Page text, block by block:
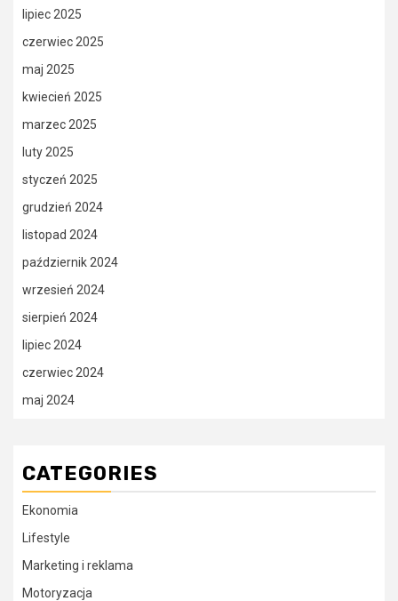
lipiec 2025
czerwiec 2025
maj 2025
kwiecień 2025
marzec 2025
luty 2025
styczeń 2025
grudzień 2024
listopad 2024
październik 2024
wrzesień 2024
sierpień 2024
lipiec 2024
czerwiec 2024
maj 2024
CATEGORIES
Ekonomia
Lifestyle
Marketing i reklama
Motoryzacja